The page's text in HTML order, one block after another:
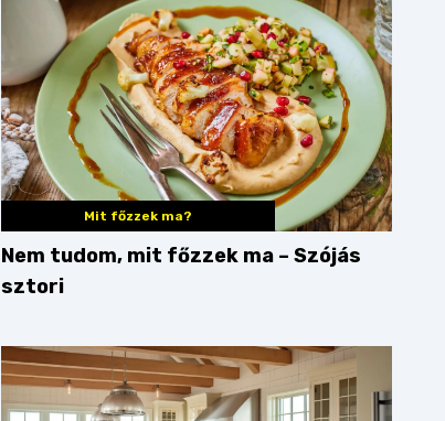
Mit főzzek ma?
Nem tudom, mit főzzek ma – Szójás
sztori